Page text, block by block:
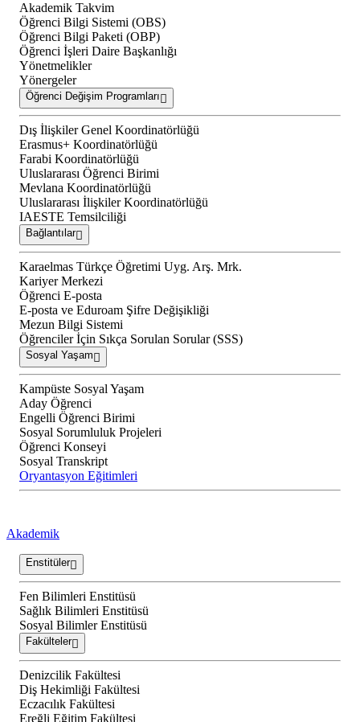
Akademik Takvim
Öğrenci Bilgi Sistemi (OBS)
Öğrenci Bilgi Paketi (OBP)
Öğrenci İşleri Daire Başkanlığı
Yönetmelikler
Yönergeler
Öğrenci Değişim Programları
Dış İlişkiler Genel Koordinatörlüğü
Erasmus+ Koordinatörlüğü
Farabi Koordinatörlüğü
Uluslararası Öğrenci Birimi
Mevlana Koordinatörlüğü
Uluslararası İlişkiler Koordinatörlüğü
IAESTE Temsilciliği
Bağlantılar
Karaelmas Türkçe Öğretimi Uyg. Arş. Mrk.
Kariyer Merkezi
Öğrenci E-posta
E-posta ve Eduroam Şifre Değişikliği
Mezun Bilgi Sistemi
Öğrenciler İçin Sıkça Sorulan Sorular (SSS)
Sosyal Yaşam
Kampüste Sosyal Yaşam
Aday Öğrenci
Engelli Öğrenci Birimi
Sosyal Sorumluluk Projeleri
Öğrenci Konseyi
Sosyal Transkript
Oryantasyon Eğitimleri
Akademik
Enstitüler
Fen Bilimleri Enstitüsü
Sağlık Bilimleri Enstitüsü
Sosyal Bilimler Enstitüsü
Fakülteler
Denizcilik Fakültesi
Diş Hekimliği Fakültesi
Eczacılık Fakültesi
Ereğli Eğitim Fakültesi